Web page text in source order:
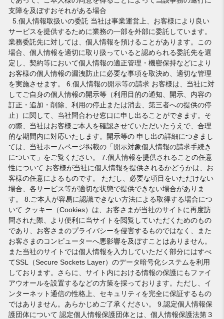
支障を及ぼすおそれがある場合
5.個人情報取扱いの委託 当社は事業運営上、お客様により良い
サービスを提供するために業務の一部を外部に委託しています。
業務委託先に対しては、個人情報を預けることがあります。この
場合、個人情報を適切に取り扱っていると認められる委託先を選
定し、契約等において個人情報の適正管理・機密保持などにより
お客様の個人情報の漏洩防止に必要な事項を取決め、適切な管理
を実施させます。 6.個人情報の開示等の請求 お客様は、当社に対
してご自身の個人情報の開示等（利用目的の通知、開示、内容の
訂正・追加・削除、利用の停止または消去、第三者への提供の停
止）に関して、当社問合わせ窓口に申し出ることができます。そ
の際、当社はお客様ご本人を確認させていただいたうえで、合理
的な期間内に対応いたします。開示等の 申し出の詳細につきまし
ては、当社ホームページ掲載の「開示対象個人情報の請求手続き
について」をご覧ください。 7.個人情報を提供されることの任意
性について お客様が当社に個人情報を提供されるかどうかは、お
客様の任意によるものです。 ただし、必要な項目をいただけない
場合、各サービス等が適切な状態で提供できない場合がありま
す。 8.ご本人が容易に認識できない方法による取得する場合につ
いて クッキー（Cookies）は、お客さまが当社のサイトに再度訪
問された際、より便利に当サイトを閲覧していただくためのもの
であり、お客さまのプライバシーを侵害するものではなく、また
お客さまのコンピューターへ悪影響を及ぼすことはありません。
また当社のサイトでは個人情報を入力していただく部分にはすべ
てSSL（Secure Sockets Layer）のデータ暗号化システムを利用
しております。さらに、サイト内における情報の保護にもファイ
アウオールを設置するなどの方策を採っております。ただし、イ
ンターネット通信の性格上、セキュリティを完全に保証するもの
ではありません。あらかじめご了承ください。 9.認定個人情報保
護団体について 認定個人情報保護団体とは、個人情報保護法第３